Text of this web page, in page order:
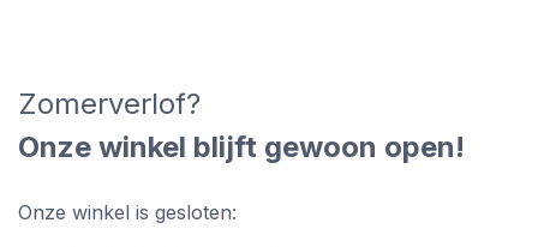
Zomerverlof?
Onze winkel blijft gewoon open!
Onze winkel is gesloten: